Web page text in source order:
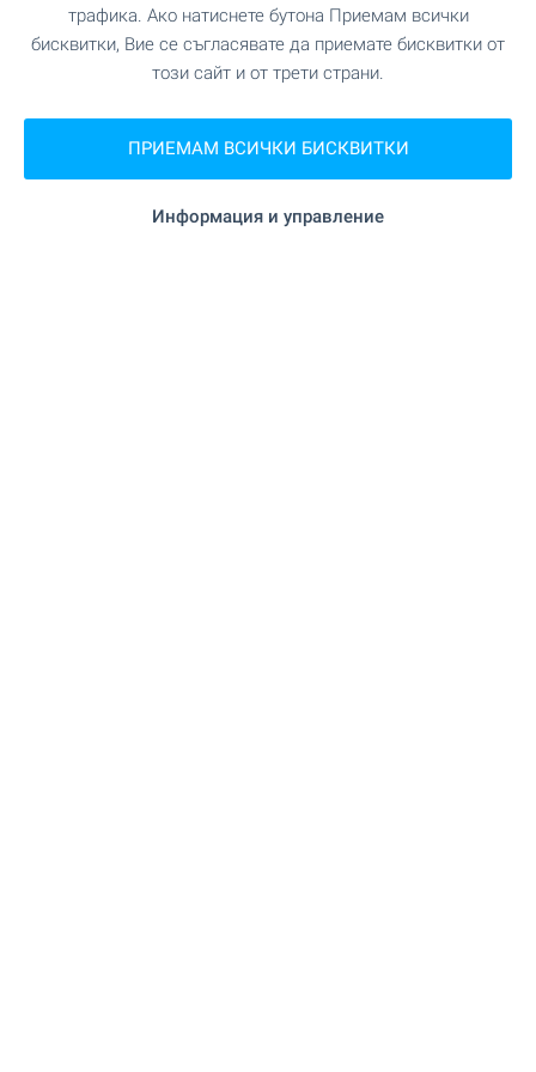
Салон за красота"Peppina Aesthetic Center" на
513 м. (7 мин.)
Ветеринарен лекар"Д-р Дулитъл" на 460 м. (6
мин.)
трафика. Ако натиснете бутона Приемам всички
бисквитки, Вие се съгласявате да приемате бисквитки от
този сайт и от трети страни.
ПРИЕМАМ ВСИЧКИ БИСКВИТКИ
Информация и управление